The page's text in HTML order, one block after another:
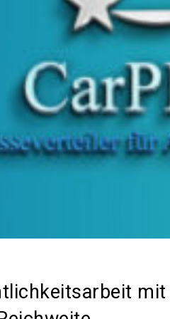
mit